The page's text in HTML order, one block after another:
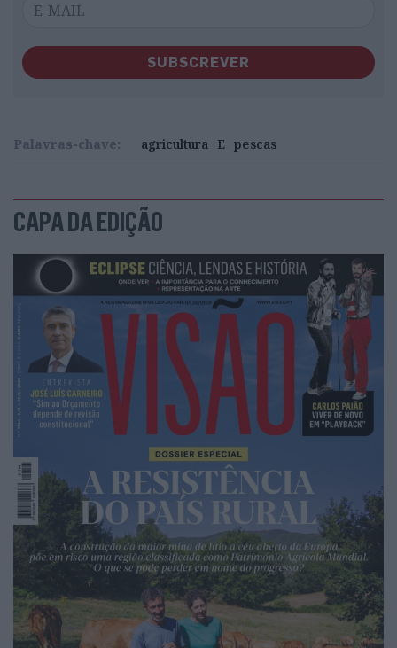
SUBSCREVER
Palavras-chave: agricultura E pescas
CAPA DA EDIÇÃO